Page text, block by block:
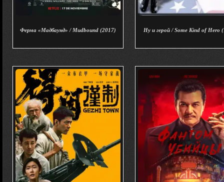
Ферма «Мадбаунд» / Mudbound (2017) Ну и герой / Some Kind of Hero